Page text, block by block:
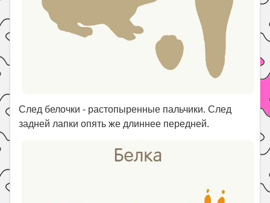
След белочки - растопыренные пальчики. След
задней лапки опять же длиннее передней.